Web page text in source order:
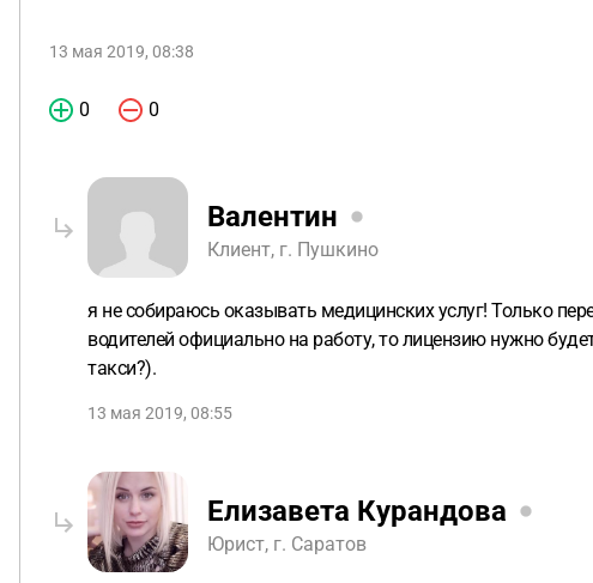
13 мая 2019, 08:38
0 0
Валентин
Клиент, г. Пушкино
я не собираюсь оказывать медицинских услуг! Только
водителей официально на работу, то лицензию нужно
такси?).
13 мая 2019, 08:55
Елизавета Курандова
Юрист, г. Саратов